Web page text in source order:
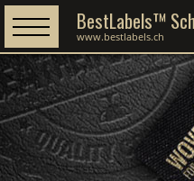
BestLabels™
www.bestlabels.ch